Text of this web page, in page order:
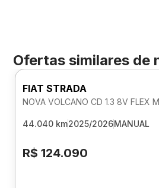
Ofertas similares de
FIAT STRADA
NOVA VOLCANO CD 1.3 8V FLEX
44.040 km2025/2026MANUAL
R$ 124.090